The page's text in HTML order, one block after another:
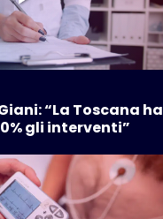
“La Toscana ha
gli interventi”